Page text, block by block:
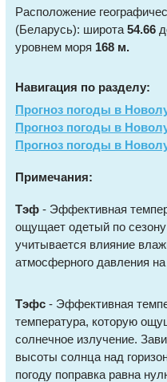
Расположение
(Беларусь): широта 54.66
уровнем моря 168 м.
Навигация по разделу:
Прогноз погоды в
Прогноз погоды в
Прогноз погоды в
Примечания:
Тэф - Эффективная
ощущает одетый по
учитывается влияние
атмосферного давления
Тэфс - Эффективная
температура, которую
солнечное излучение.
высоты солнца над
погоду поправка равна